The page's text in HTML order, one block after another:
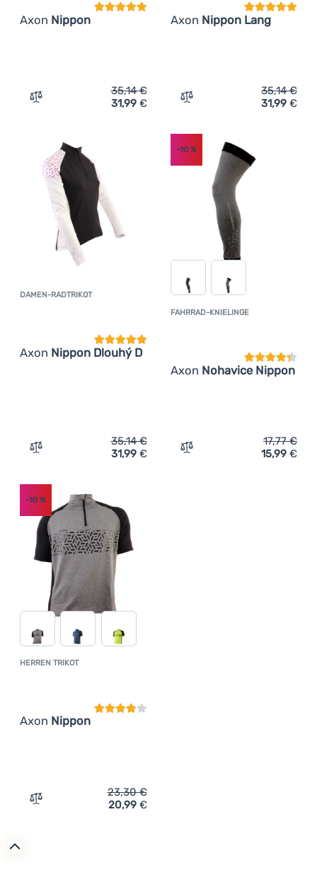
Axon Nippon
Zum Vergleich 'Herren Windjacke Axon Nippon'
35,14€
31,99 €
Axon Nippon Lang
Zum Vergleich 'Herren
35,14€
31,99 €
DAMEN-RADTRIKOT
Axon Nippon Dlouhý D
Kundenbewertung
Zum Vergleich 'Damen-Radtrikot Axon Nippon Dlouhý
35,14€
31,99 €
FAHRRAD-KNIELINGE
Axon Nohavice Nippon
-10%
Zum Vergleich 'Fahrrad-
17,77€
15,99 €
HERREN TRIKOT
Axon Nippon
-10 %
Zum Vergleich 'Herren Trikot Axon Nippon' hinzufügen
23,30€
20,99 €